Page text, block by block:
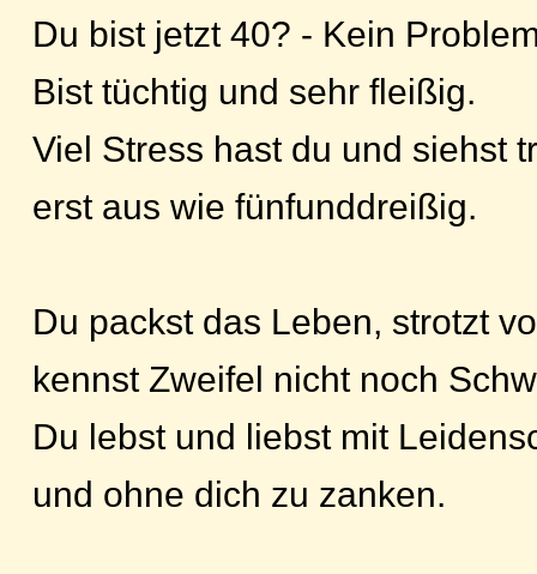
Du bist jetzt 40? - Kein
Bist tüchtig und sehr fleißig.
Viel Stress hast du und siehst
erst aus wie fünfunddreißig.
Du packst das Leben, strotzt
kennst Zweifel nicht noch
Du lebst und liebst mit
und ohne dich zu zanken.